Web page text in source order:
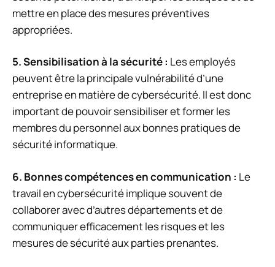
mettre en place des mesures préventives
appropriées.
5. Sensibilisation à la sécurité : Les employés
peuvent être la principale vulnérabilité d’une
entreprise en matière de cybersécurité. Il est donc
important de pouvoir sensibiliser et former les
membres du personnel aux bonnes pratiques de
sécurité informatique.
6. Bonnes compétences en communication : Le
travail en cybersécurité implique souvent de
collaborer avec d’autres départements et de
communiquer efficacement les risques et les
mesures de sécurité aux parties prenantes.